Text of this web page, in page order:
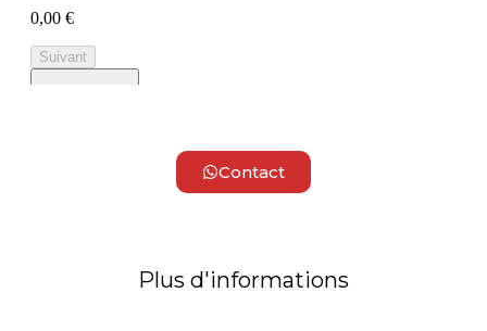
Contact
Plus d'informations